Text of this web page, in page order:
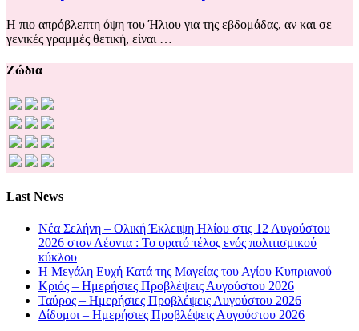
Η πιο απρόβλεπτη όψη του Ήλιου για της εβδομάδας, αν και σε
γενικές γραμμές θετική, είναι …
Ζώδια
Last News
Νέα Σελήνη – Ολική Έκλειψη Ηλίου στις 12 Αυγούστου
2026 στον Λέοντα : Το ορατό τέλος ενός πολιτισμικού
κύκλου
Η Μεγάλη Ευχή Κατά της Μαγείας του Αγίου Κυπριανού
Κριός – Ημερήσιες Προβλέψεις Αυγούστου 2026
Ταύρος – Ημερήσιες Προβλέψεις Αυγούστου 2026
Δίδυμοι – Ημερήσιες Προβλέψεις Αυγούστου 2026